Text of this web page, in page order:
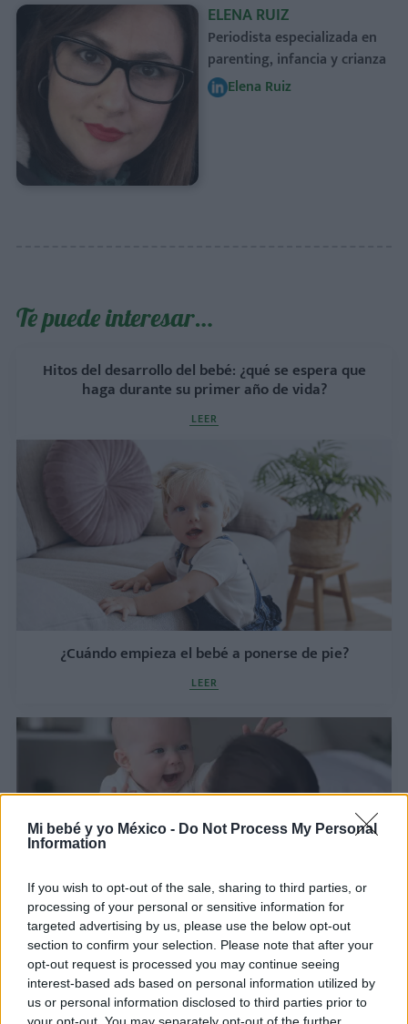
Mi bebé y yo México - Do Not Process My Personal
Information
If you wish to opt-out of the sale, sharing to third parties, or
processing of your personal or sensitive information for
targeted advertising by us, please use the below opt-out
section to confirm your selection. Please note that after your
opt-out request is processed you may continue seeing
interest-based ads based on personal information utilized by
us or personal information disclosed to third parties prior to
ELENA RUIZ
Periodista especializada en
parenting, infancia y crianza
Elena Ruiz
Te puede interesar…
Hitos del desarrollo del bebé: ¿qué se espera que
haga durante su primer año de vida?
LEER
¿Cuándo empieza el bebé a ponerse de pie?
LEER
Lenguaje corporal del bebé: ¡qué nos "dice" el
bebé con sus gestos!
LEER